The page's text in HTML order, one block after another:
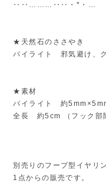
‥‥………‥‥・*・…
★天然石のささやき
パイライト 邪気避け、
★素材
パイライト 約
全長 約5cm （フック部
別売りのフープ型イヤリ
1点からの販売です。